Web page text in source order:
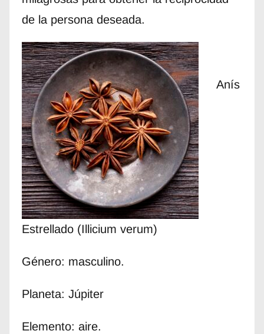
de la persona deseada.
Anís
Estrellado (Illicium verum)
Género: masculino.
Planeta: Júpiter
Elemento: aire.